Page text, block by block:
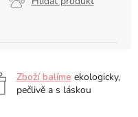
Zboží balíme ekologicky,
pečlivě a s láskou